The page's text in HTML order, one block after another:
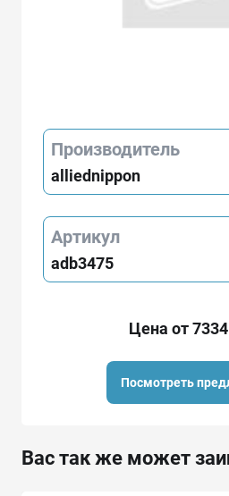
Производитель
alliednippon
Артикул
adb3475
Цена от 7334
Посмотреть
Вас так же может